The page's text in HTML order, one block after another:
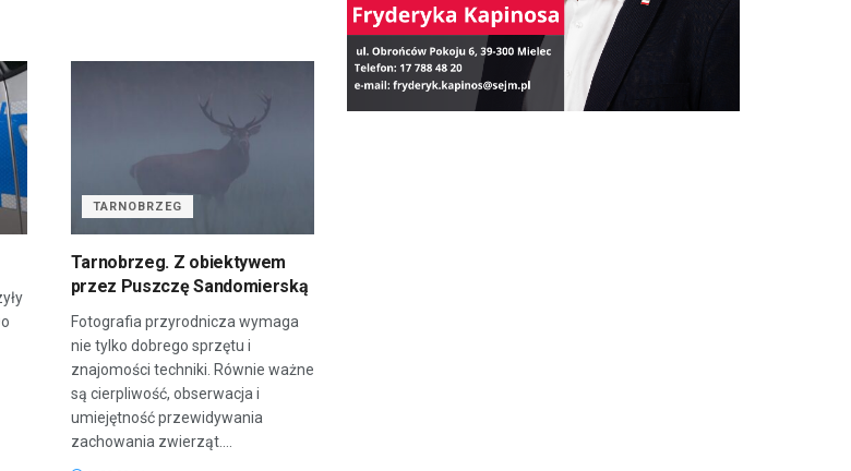
TARNOBRZEG
Tarnobrzeg. Z obiektywem
przez Puszczę Sandomierską
Fotografia przyrodnicza wymaga
nie tylko dobrego sprzętu i
znajomości techniki. Równie ważne
są cierpliwość, obserwacja i
umiejętność przewidywania
zachowania zwierząt....